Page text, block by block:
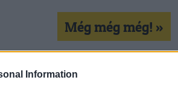
Information
Még még még! »